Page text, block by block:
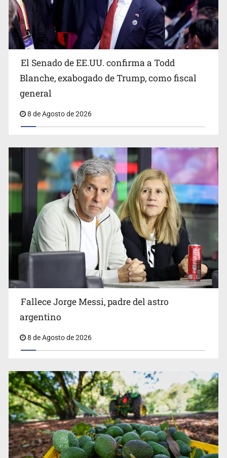
Avalan rebaja del Siapa para 203 colonias
Realizan primera boda de personas sordas en Zapopan
El Senado de EE.UU. confirma a Todd Blanche,
exabogado de Trump, como fiscal general
El Senado de EE.UU. confirma a Todd
Blanche, exabogado de Trump, como fiscal
general
8 de Agosto de 2026
Fallece Jorge Messi, padre del astro
argentino
8 de Agosto de 2026